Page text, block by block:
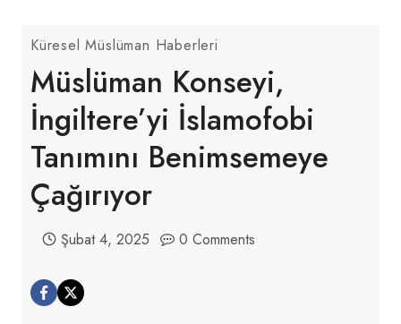
Küresel Müslüman Haberleri
Müslüman Konseyi,
İngiltere’yi İslamofobi
Tanımını Benimsemeye
Çağırıyor
Şubat 4, 2025 0 Comments